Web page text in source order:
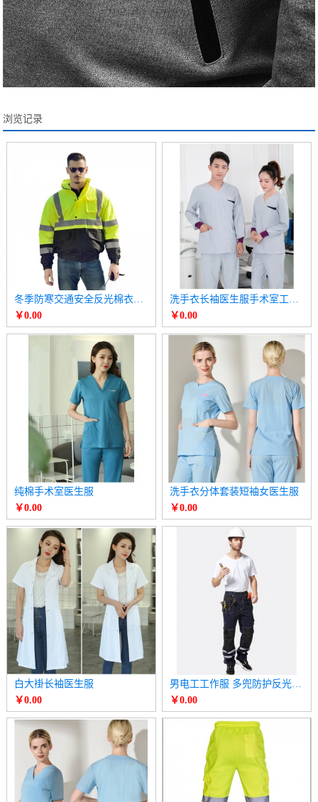
浏览记录
冬季防寒交通安全反光棉衣棉袄 高速公路工作服
￥0.00
洗手衣长袖医生服手术室工作服
￥0.00
纯棉手术室医生服
￥0.00
洗手衣分体套装短袖女医生服
￥0.00
白大褂长袖医生服
￥0.00
￥0.00